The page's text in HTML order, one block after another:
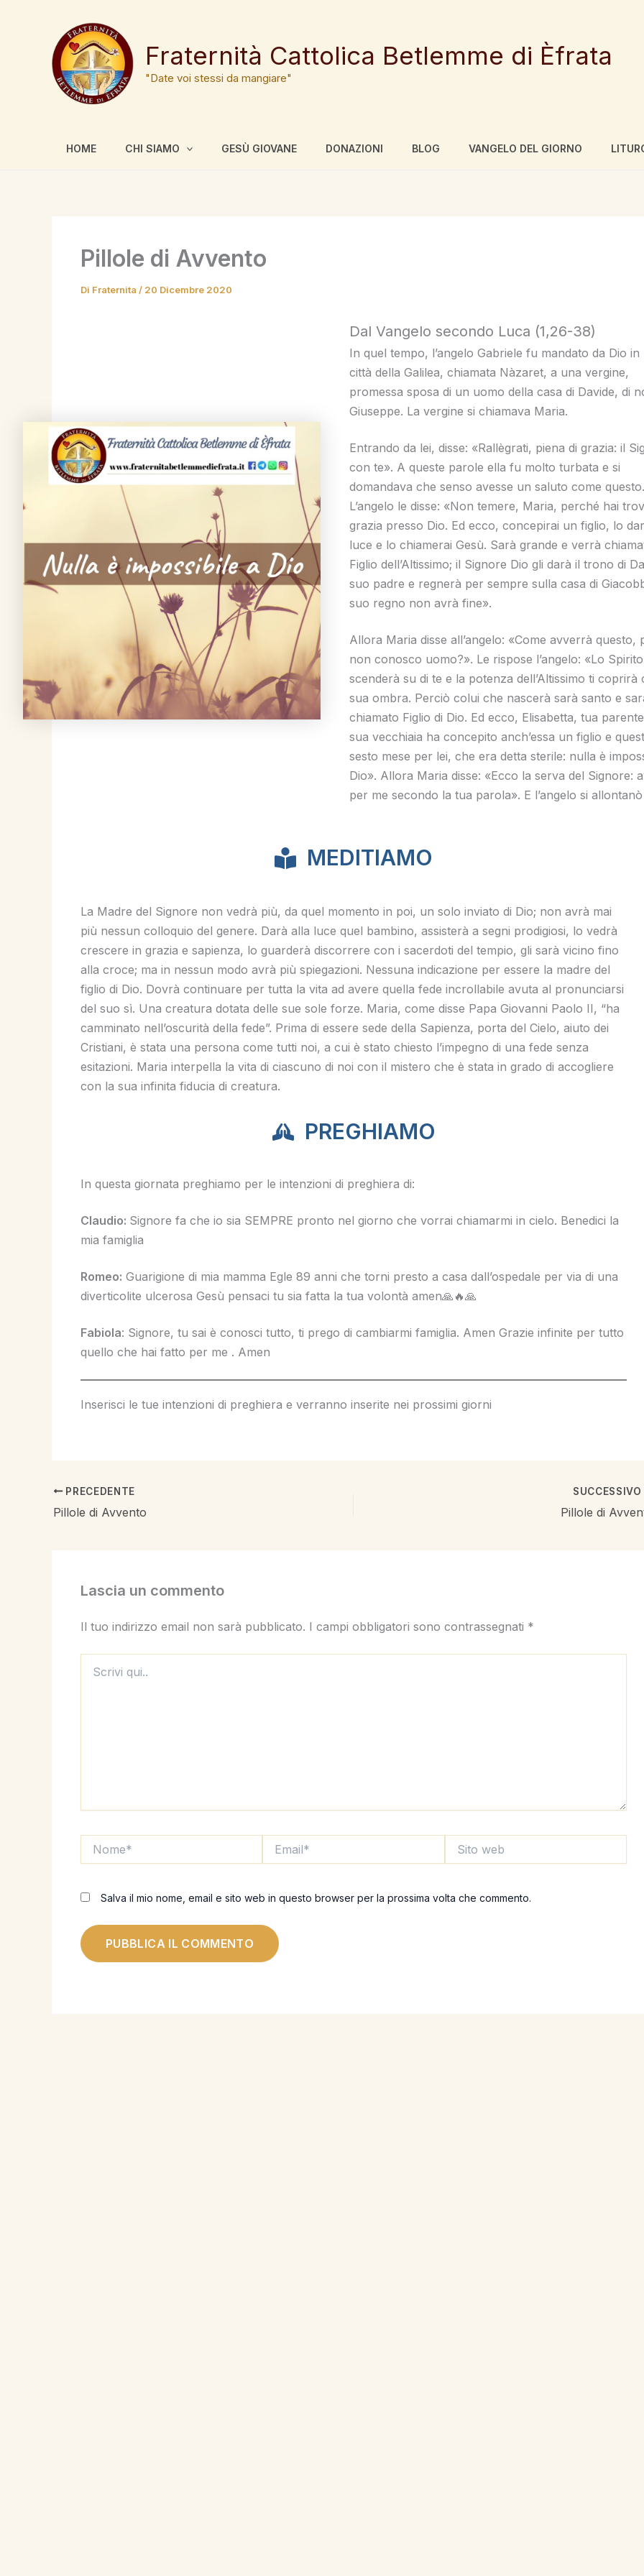
contenuto
Fraternità Cattolica Betlemme di Èfrata
"Date voi stessi da mangiare"
HOME CHI SIAMO GESÙ GIOVANE DONAZIONI BLOG VANGELO DEL GIORNO
Pillole di Avvento
Di Fraternita / 20 Dicembre 2020
Dal Vangelo secondo Luca (1,26-38)
In quel tempo, l’angelo Gabriele fu mandato da Dio in
città della Galilea, chiamata Nàzaret, a una vergine,
promessa sposa di un uomo della casa di Davide, di
Giuseppe. La vergine si chiamava Maria.
Entrando da lei, disse: «Rallègrati, piena di grazia: il
con te». A queste parole ella fu molto turbata e si
domandava che senso avesse un saluto come
L’angelo le disse: «Non temere, Maria, perché hai
grazia presso Dio. Ed ecco, concepirai un figlio, lo
luce e lo chiamerai Gesù. Sarà grande e verrà
Figlio dell’Altissimo; il Signore Dio gli darà il trono di
suo padre e regnerà per sempre sulla casa di
suo regno non avrà fine».
Allora Maria disse all’angelo: «Come avverrà questo,
non conosco uomo?». Le rispose l’angelo: «Lo
scenderà su di te e la potenza dell’Altissimo ti coprirà
sua ombra. Perciò colui che nascerà sarà santo e
chiamato Figlio di Dio. Ed ecco, Elisabetta, tua
sua vecchiaia ha concepito anch’essa un figlio e
sesto mese per lei, che era detta sterile: nulla è
Dio». Allora Maria disse: «Ecco la serva del Signore:
per me secondo la tua parola». E l’angelo si
MEDITIAMO
La Madre del Signore non vedrà più, da quel momento in poi, un solo inviato di Dio; non avrà mai
più nessun colloquio del genere. Darà alla luce quel bambino, assisterà a segni prodigiosi, lo vedrà
crescere in grazia e sapienza, lo guarderà discorrere con i sacerdoti del tempio, gli sarà vicino fino
alla croce; ma in nessun modo avrà più spiegazioni. Nessuna indicazione per essere la madre del
figlio di Dio. Dovrà continuare per tutta la vita ad avere quella fede incrollabile avuta al pronunciarsi
del suo sì. Una creatura dotata delle sue sole forze. Maria, come disse Papa Giovanni Paolo II, “ha
camminato nell’oscurità della fede”. Prima di essere sede della Sapienza, porta del Cielo, aiuto dei
Cristiani, è stata una persona come tutti noi, a cui è stato chiesto l’impegno di una fede senza
esitazioni. Maria interpella la vita di ciascuno di noi con il mistero che è stata in grado di accogliere
con la sua infinita fiducia di creatura.
PREGHIAMO
In questa giornata preghiamo per le intenzioni di preghiera di:
Claudio: Signore fa che io sia SEMPRE pronto nel giorno che vorrai chiamarmi in cielo. Benedici la
mia famiglia
Romeo: Guarigione di mia mamma Egle 89 anni che torni presto a casa dall’ospedale per via di una
diverticolite ulcerosa Gesù pensaci tu sia fatta la tua volontà amen🙏🔥🙏
Fabiola: Signore, tu sai è conosci tutto, ti prego di cambiarmi famiglia. Amen Grazie infinite per tutto
quello che hai fatto per me . Amen
Inserisci le tue intenzioni di preghiera e verranno inserite nei prossimi giorni
PRECEDENTE
Pillole di Avvento
SUCCESSIVO
Pillole di
Lascia un commento
Il tuo indirizzo email non sarà pubblicato. I campi obbligatori sono contrassegnati *
qui..
web
Salva il mio nome, email e sito web in questo browser per la prossima volta che commento.